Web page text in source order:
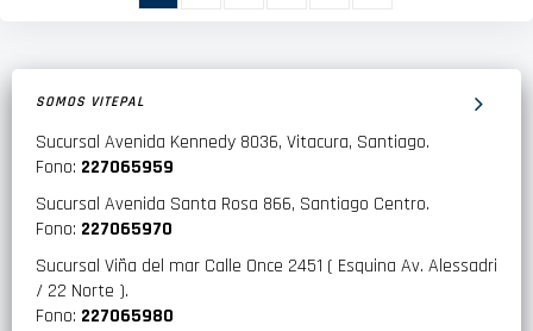
SOMOS VITEPAL
Sucursal Avenida Kennedy 8036, Vitacura, Santiago.
Fono: 227065959
Sucursal Avenida Santa Rosa 866, Santiago Centro.
Fono: 227065970
Sucursal Viña del mar Calle Once 2451 ( Esquina Av. Alessadri
/ 22 Norte ).
Fono: 227065980